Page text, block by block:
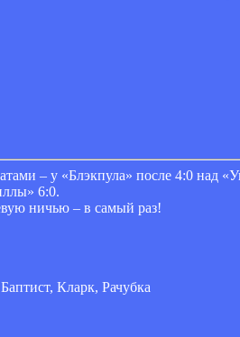
– у «Блэкпула» после 4:0 над
6:0.
ничью – в самый раз!
Кларк, Рачубка